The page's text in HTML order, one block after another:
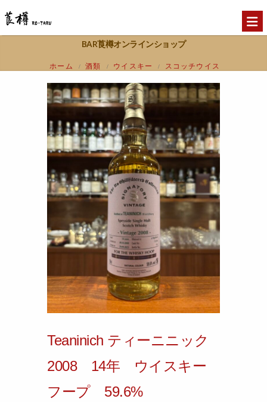
BAR莨樽オンラインショップ
ホーム / 酒類 / ウイスキー /
スコッチウイス
Teaninich ティーニニック2008 14年 ウイ
スキーフープ 59.6%
Teaninich ティーニニック
2008 14年 ウイスキー
フープ 59.6%